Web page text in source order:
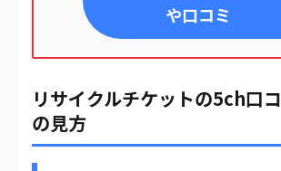
や口コミ
リサイクルチケットの5ch口
の見方